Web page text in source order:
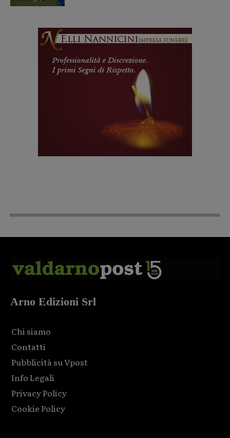
Arno Edizioni Srl
Chi siamo
Contatti
Pubblicità su Vpost
Info Legali
Privacy Policy
Cookie Policy